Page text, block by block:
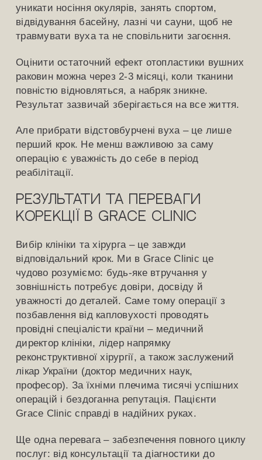
уникати носіння окулярів, занять спортом,
відвідування басейну, лазні чи сауни, щоб не
травмувати вуха та не сповільнити загоєння.
Оцінити остаточний ефект отопластики вушних
раковин можна через 2-3 місяці, коли тканини
повністю відновляться, а набряк зникне.
Результат зазвичай зберігається на все життя.
Але прибрати відстовбурчені вуха – це лише
перший крок. Не менш важливою за саму
операцію є уважність до себе в період
реабілітації.
Результати та переваги
корекції в Grace Clinic
Вибір клініки та хірурга – це завжди
відповідальний крок. Ми в Grace Clinic це
чудово розуміємо: будь-яке втручання у
зовнішність потребує довіри, досвіду й
уважності до деталей. Саме тому операції з
позбавлення від капловухості проводять
провідні спеціалісти країни – медичний
директор клініки, лідер напрямку
реконструктивної хірургії, а також заслужений
лікар України (доктор медичних наук,
професор). За їхніми плечима тисячі успішних
операцій і бездоганна репутація. Пацієнти
Grace Clinic справді в надійних руках.
Ще одна перевага – забезпечення повного циклу
послуг: від консультації та діагностики до